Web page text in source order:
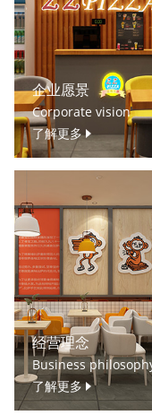
企业愿景
Corporate vision
了解更多
经营理念
Business
了解更多